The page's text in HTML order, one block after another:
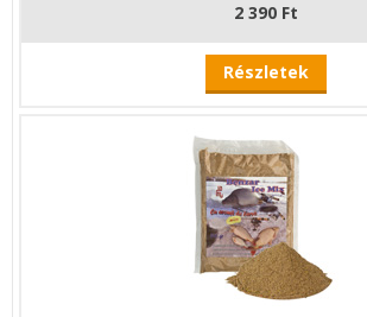
2 390 Ft
Részletek